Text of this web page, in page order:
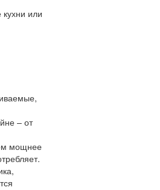
или
– от
мощнее